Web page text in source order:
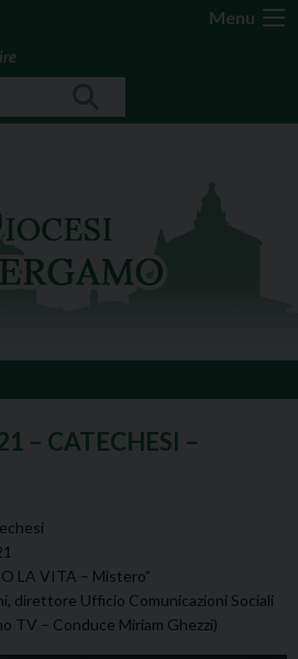
Menu
– CATECHESI –
LA VITA – Mistero”
direttore Ufficio Comunicazioni Sociali
TV – Conduce Miriam Ghezzi)